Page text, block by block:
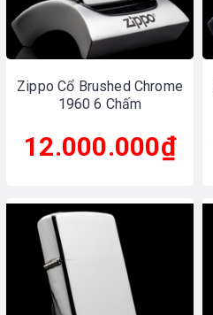
Zippo Cổ Brushed Chrome
1960 6 Chấm
12.000.000₫